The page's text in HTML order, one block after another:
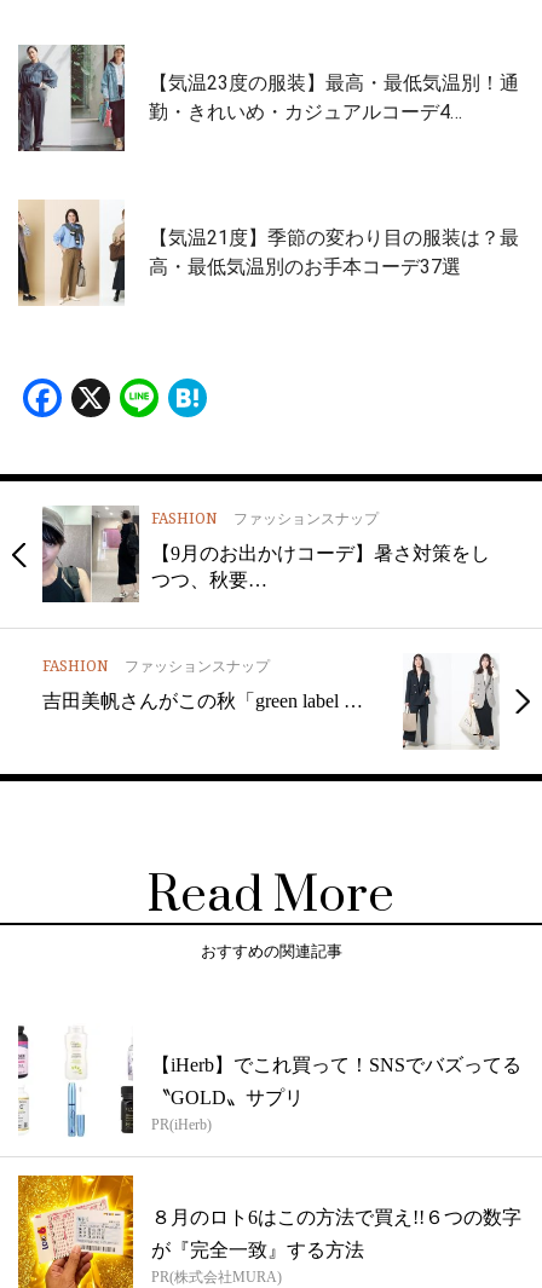
【気温23度の服装】最高・最低気温別！通
勤・きれいめ・カジュアルコーデ4…
【気温21度】季節の変わり目の服装は？最
高・最低気温別のお手本コーデ37選
Facebook
X Line
FASHION ファッションスナップ
【9月のお出かけコーデ】暑さ対策をし
つつ、秋要…
FASHION ファッションスナップ
吉田美帆さんがこの秋「green label …
Read More
おすすめの関連記事
【iHerb】でこれ買って！SNSでバズってる
〝GOLD〟サプリ
PR(iHerb)
８月のロト6はこの方法で買え!!６つの数字
が『完全一致』する方法
PR(株式会社MURA)